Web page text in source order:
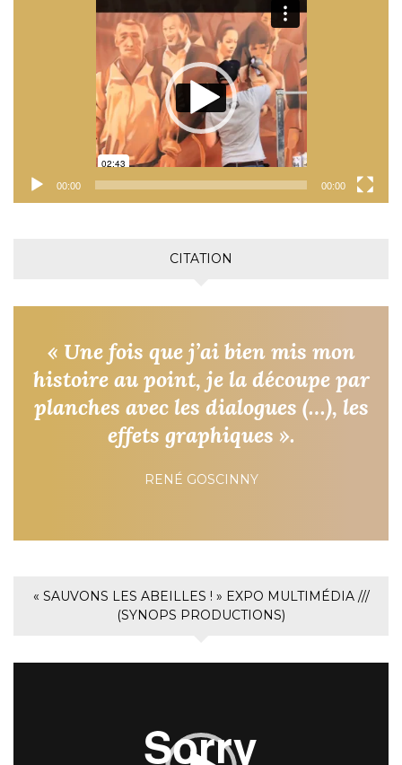
00:00 00:00
CITATION
« Une fois que j’ai bien mis mon
histoire au point, je la découpe par
planches avec les dialogues (…), les
effets graphiques ».
RENÉ GOSCINNY
« SAUVONS LES ABEILLES ! » EXPO MULTIMÉDIA ///
(SYNOPS PRODUCTIONS)